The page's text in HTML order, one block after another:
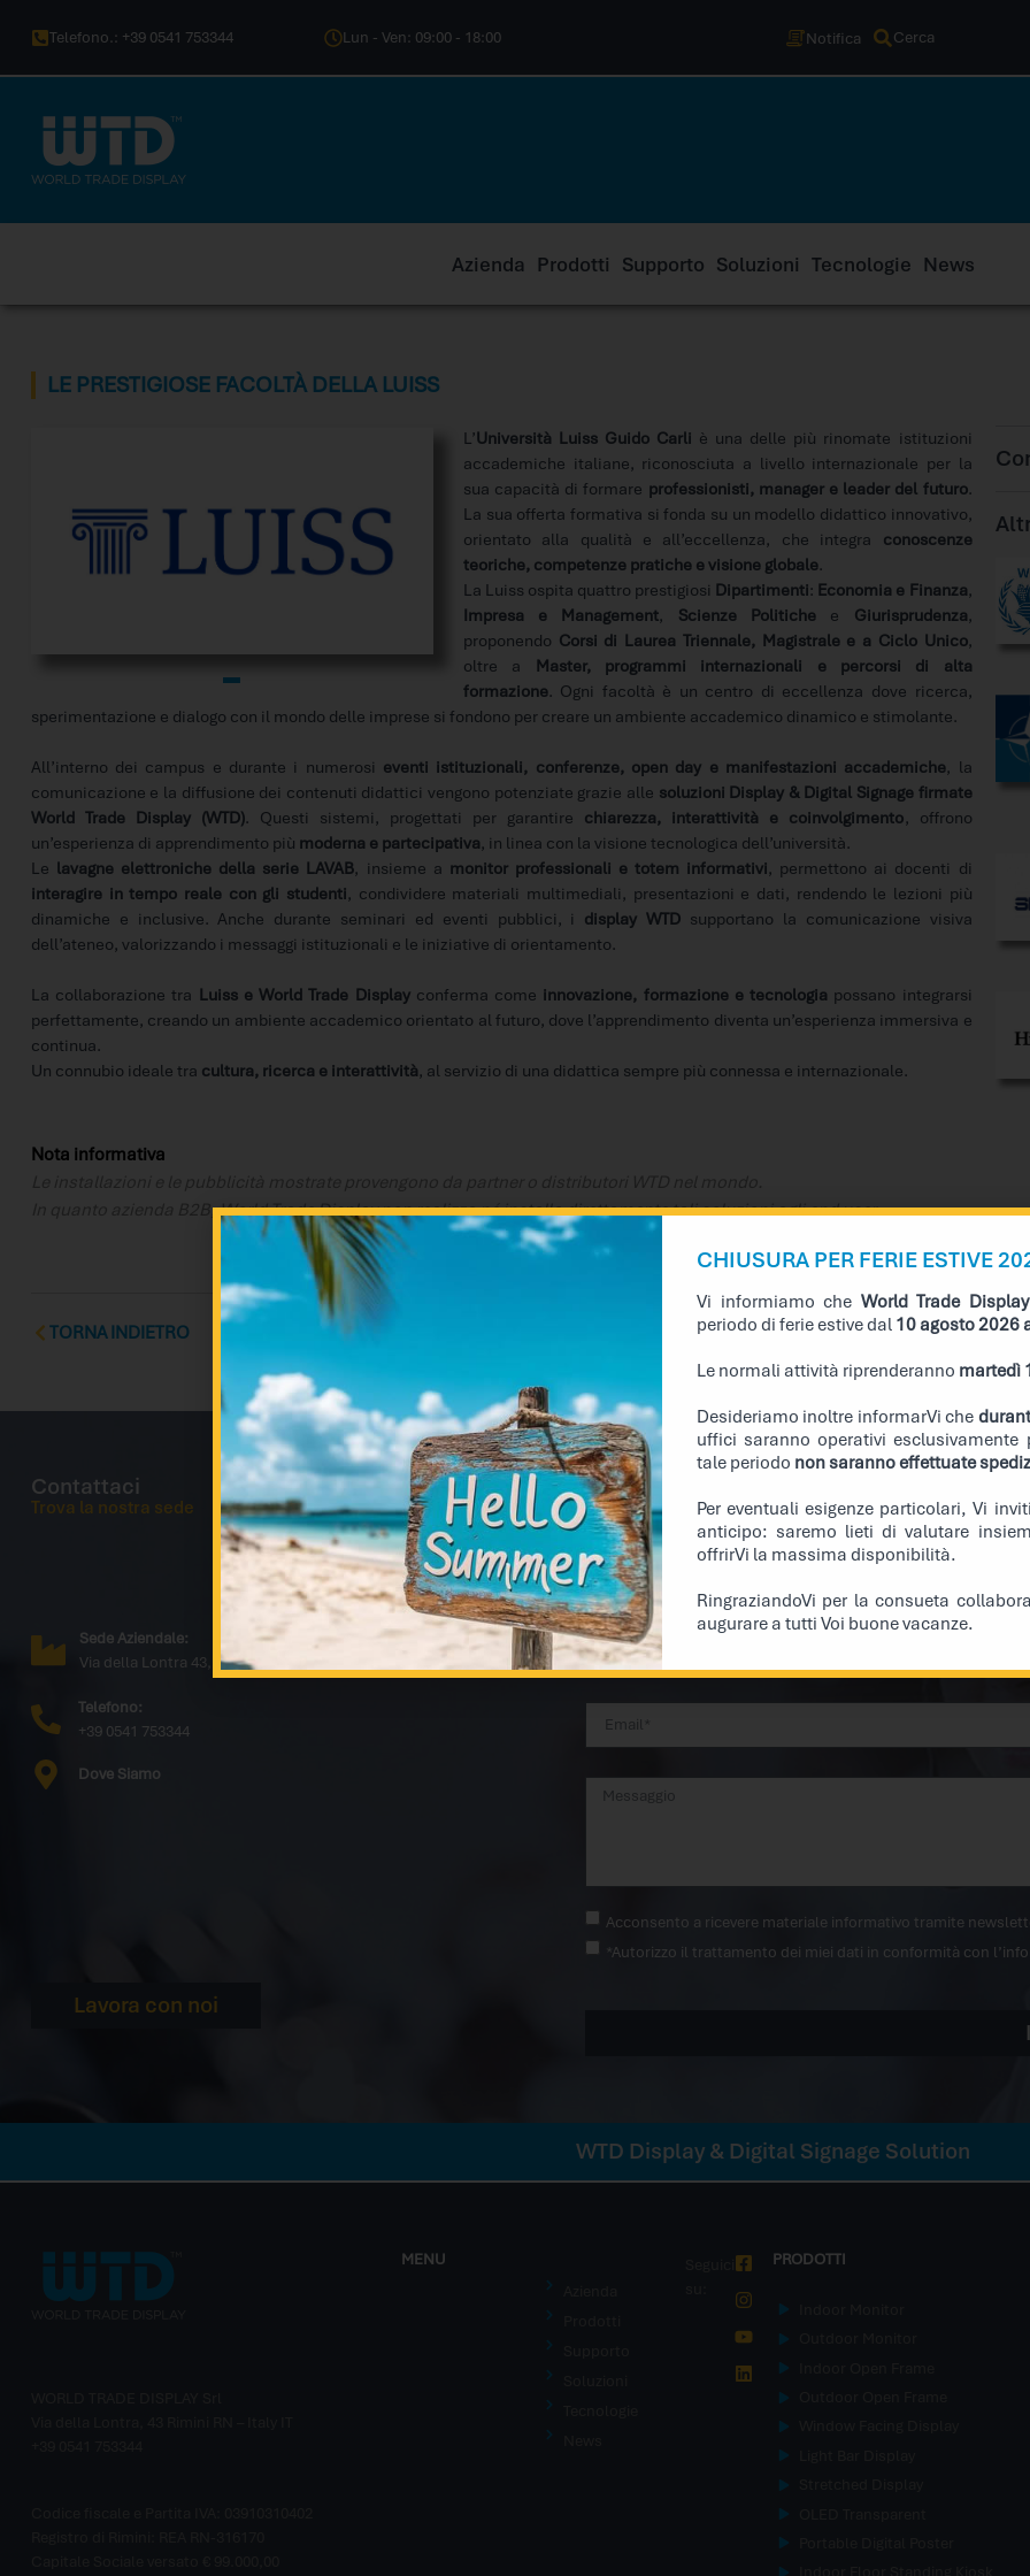
Telefono.: +39 0541 753344 Lun - Ven: 09:00 - 18:00 Cerca
Notifica
Azienda Prodotti Supporto Soluzioni Tecnologie News
LE PRESTIGIOSE FACOLTÀ DELLA LUISS
L’Università Luiss Guido Carli è una delle più rinomate istituzioni
accademiche italiane, riconosciuta a livello internazionale per la
sua capacità di formare professionisti, manager e leader del futuro.
La sua offerta formativa si fonda su un modello didattico innovativo,
orientato alla qualità e all’eccellenza, che integra conoscenze
teoriche, competenze pratiche e visione globale.
La Luiss ospita quattro prestigiosi Dipartimenti: Economia e Finanza,
Impresa e Management, Scienze Politiche e Giurisprudenza,
proponendo Corsi di Laurea Triennale, Magistrale e a Ciclo Unico,
oltre a Master, programmi internazionali e percorsi di alta
formazione. Ogni facoltà è un centro di eccellenza dove ricerca,
sperimentazione e dialogo con il mondo delle imprese si fondono per creare un ambiente accademico dinamico e stimolante.
All’interno dei campus e durante i numerosi eventi istituzionali, conferenze, open day e manifestazioni accademiche, la
comunicazione e la diffusione dei contenuti didattici vengono potenziate grazie alle soluzioni Display & Digital Signage firmate
World Trade Display (WTD). Questi sistemi, progettati per garantire chiarezza, interattività e coinvolgimento, offrono
un’esperienza di apprendimento più moderna e partecipativa, in linea con la visione tecnologica dell’università.
Le lavagne elettroniche della serie LAVAB, insieme a monitor professionali e totem informativi, permettono ai docenti di
interagire in tempo reale con gli studenti, condividere materiali multimediali, presentazioni e dati, rendendo le lezioni più
dinamiche e inclusive. Anche durante seminari ed eventi pubblici, i display WTD supportano la comunicazione visiva
dell’ateneo, valorizzando i messaggi istituzionali e le iniziative di orientamento.
La collaborazione tra Luiss e World Trade Displayconferma come innovazione, formazione e tecnologia possano integrarsi
perfettamente, creando un ambiente accademico orientato al futuro, dove l’apprendimento diventa un’esperienza immersiva e
continua.
Un connubio ideale tra cultura, ricerca e interattività, al servizio di una didattica sempre più connessa e internazionale.
Nota informativa
In quanto azienda B2B, World Trade Display non realizza né installa direttamente tali soluzioni agli end user
TORNA INDIETRO
Contattaci
Trova la nostra sede
Sede Aziendale:
Via della Lontra 43, 47923 Rimini Italy - IT
Telefono:
+39 0541 753344
Dove Siamo
Lavora con noi
Con factories nelFar-East,World Trade Displayprogetta e
qualità e innovazione. Grazie a solidealleanze strategichecon i
stabili nel tempo.
Acconsento a ricevere materiale informativo tramite
*Autorizzo il trattamento dei miei dati in conformità con
Sviluppa con noi il tuo prossimo progetto
WTD Display & Digital Signage Solution
MENU
PRODOTTI
CHIUSURA PER FERIE ESTIVE
Vi informiamo che World Trade Display
periodo di ferie estive dal 10 agosto 2026
Le normali attività riprenderanno martedì
Desideriamo inoltre informarVi che
uffici saranno operativi
tale periodo non saranno effettuate
Per eventuali esigenze particolari, Vi
anticipo: saremo lieti di valutare
offrirVi la massima disponibilità.
RingraziandoVi per la consueta
augurare a tutti Voi buone vacanze.